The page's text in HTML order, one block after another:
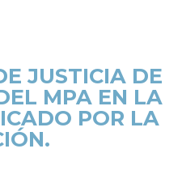
JUSTICIA DE
MPA EN LA
POR LA